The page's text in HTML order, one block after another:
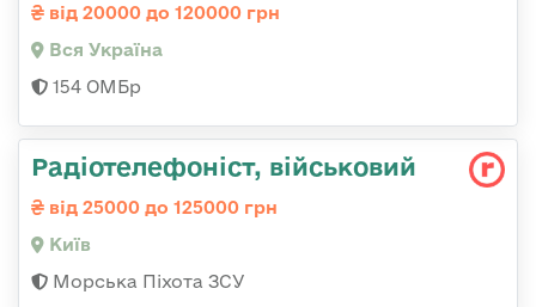
від 20000 до 120000 грн
Вся Україна
154 ОМБр
Радіотелефоніст, військовий
від 25000 до 125000 грн
Київ
Морська Піхота ЗСУ